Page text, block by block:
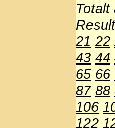
Totalt
21 22
43 44
65 66
87 88
106
122